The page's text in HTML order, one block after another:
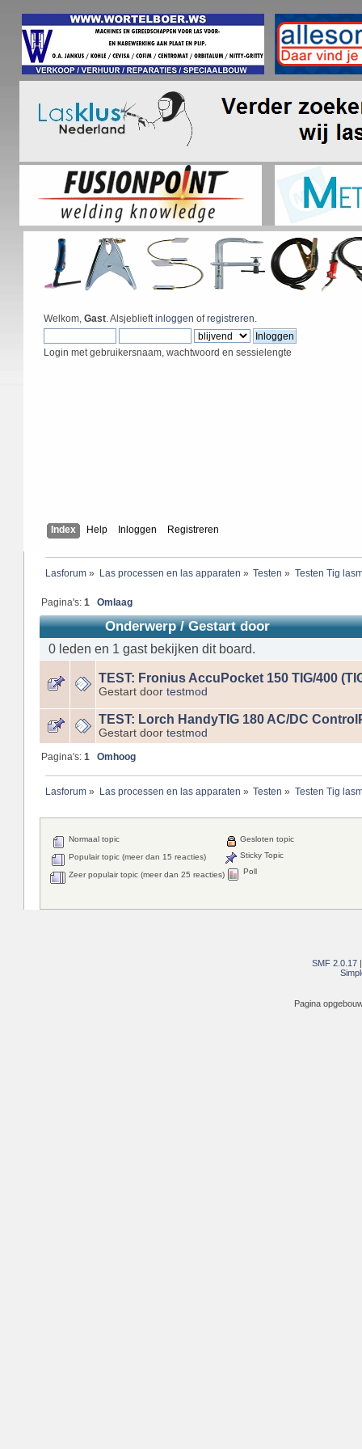
Welkom, Gast. Alsjeblieftinloggen ofregistreren.
Login met gebruikersnaam, wachtwoord en sessielengte
Index Help Inloggen Registreren
Lasforum» Las processen en las apparaten » Testen » Testen Tig
Pagina's:1 Omlaag
Onderwerp/Gestart door
0 leden en 1 gast bekijken dit board.
TEST: Fronius AccuPocket 150 TIG/400
Gestart door testmod
TEST: Lorch HandyTIG 180 AC/DC
Gestart door testmod
Pagina's:1 Omhoog
Lasforum» Las processen en las apparaten » Testen » Testen Tig
Normaal topic
Populair topic (meer dan 15 reacties)
Zeer populair topic (meer dan 25 reacties)
Gesloten topic
Sticky Topic
Poll
SMF 2.0.17
Pagina